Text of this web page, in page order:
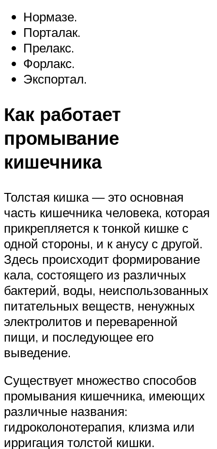
Нормазе.
Порталак.
Прелакс.
Форлакс.
Экспортал.
Как работает
промывание
кишечника
Толстая кишка — это основная
часть кишечника человека, которая
прикрепляется к тонкой кишке с
одной стороны, и к анусу с другой.
Здесь происходит формирование
кала, состоящего из различных
бактерий, воды, неиспользованных
питательных веществ, ненужных
электролитов и переваренной
пищи, и последующее его
выведение.
Существует множество способов
промывания кишечника, имеющих
различные названия:
гидроколонотерапия, клизма или
ирригация толстой кишки.